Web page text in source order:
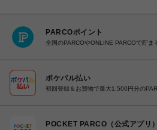
PARCOポイント
全国のPARCOやONLINE PARCOで貯ま
ポケパル払い
初回登録＆お買物で最大1,500円分の
POCKET PARCO（公式アプリ）